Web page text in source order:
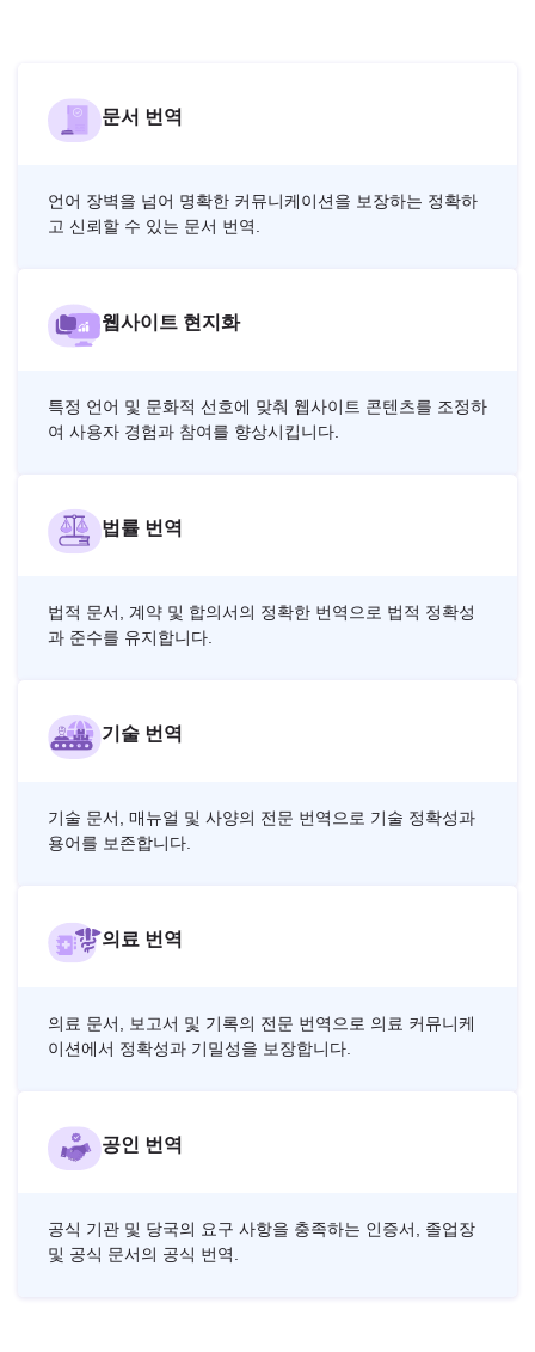
문서 번역
언어 장벽을 넘어 명확한 커뮤니케이션을 보장하는 정확하
고 신뢰할 수 있는 문서 번역.
웹사이트 현지화
특정 언어 및 문화적 선호에 맞춰 웹사이트 콘텐츠를 조정하
여 사용자 경험과 참여를 향상시킵니다.
법률 번역
법적 문서, 계약 및 합의서의 정확한 번역으로 법적 정확성
과 준수를 유지합니다.
기술 번역
기술 문서, 매뉴얼 및 사양의 전문 번역으로 기술 정확성과
용어를 보존합니다.
의료 번역
의료 문서, 보고서 및 기록의 전문 번역으로 의료 커뮤니케
이션에서 정확성과 기밀성을 보장합니다.
공인 번역
공식 기관 및 당국의 요구 사항을 충족하는 인증서, 졸업장
및 공식 문서의 공식 번역.